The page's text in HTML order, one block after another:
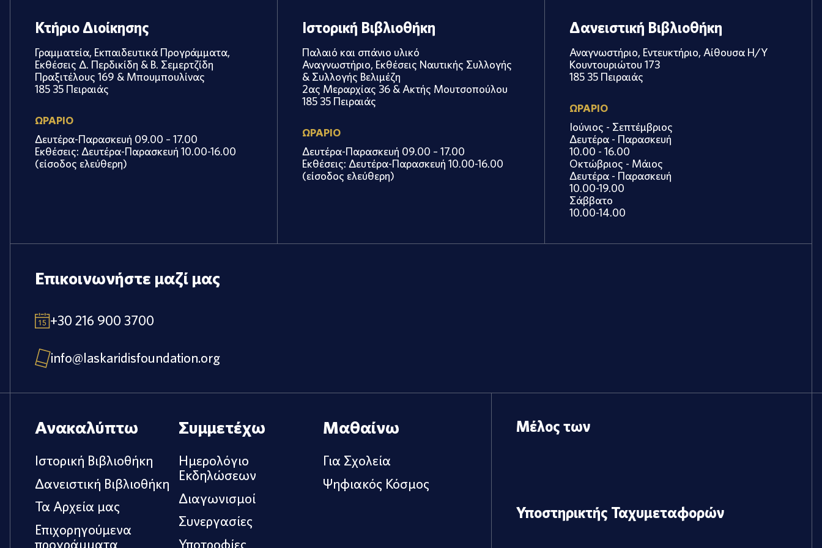
Κτήριο Διοίκησης
Γραμματεία, Εκπαιδευτικά Προγράμματα,
Εκθέσεις Δ. Περδικίδη & Β. Σεμερτζίδη
Πραξιτέλους 169 & Μπουμπουλίνας
185 35 Πειραιάς
ΩΡΑΡΙΟ
Δευτέρα-Παρασκευή 09.00 – 17.00
Εκθέσεις: Δευτέρα-Παρασκευή 10.00-16.00
(είσοδος ελεύθερη)
Ιστορική Βιβλιοθήκη
Παλαιό και σπάνιο υλικό
Αναγνωστήριο, Εκθέσεις Ναυτικής Συλλογής
& Συλλογής Βελιμέζη
2ας Μεραρχίας 36 & Ακτής Μουτσοπούλου
185 35 Πειραιάς
ΩΡΑΡΙΟ
Δευτέρα-Παρασκευή 09.00 – 17.00
Εκθέσεις: Δευτέρα-Παρασκευή 10.00-16.00
(είσοδος ελεύθερη)
Δανειστική Βιβλιοθήκη
Αναγνωστήριο, Εντευκτήριο, Αίθουσα Η/Υ
Κουντουριώτου 173
185 35 Πειραιάς
ΩΡΑΡΙΟ
Ιούνιος - Σεπτέμβριος
Δευτέρα - Παρασκευή
10.00 - 16.00
Οκτώβριος - Μάιος
Δευτέρα - Παρασκευή
10.00-19.00
Σάββατο
10.00-14.00
Επικοινωνήστε μαζί μας
+30 216 900 3700
info@laskaridisfoundation.org
Ανακαλύπτω
Ιστορική Βιβλιοθήκη
Δανειστική Βιβλιοθήκη
Τα Αρχεία μας
Επιχορηγούμενα
προγράμματα
Συμμετέχω
Ημερολόγιο
Εκδηλώσεων
Διαγωνισμοί
Συνεργασίες
Υποτροφίες
Μαθαίνω
Για Σχολεία
Ψηφιακός Κόσμος
Μέλος των
Υποστηρικτής Ταχυμεταφορών